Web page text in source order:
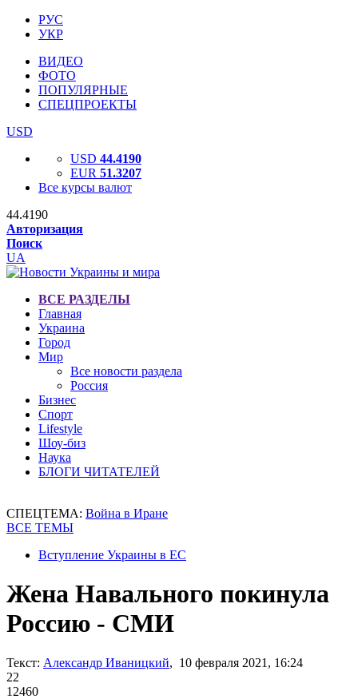
РУС
УКР
ВИДЕО
ФОТО
ПОПУЛЯРНЫЕ
СПЕЦПРОЕКТЫ
USD
USD 44.4190
EUR 51.3207
Все курсы валют
44.4190
Авторизация
Поиск
UA
ВСЕ РАЗДЕЛЫ
Главная
Украина
Город
Мир
Все новости раздела
Россия
Бизнес
Спорт
Lifestyle
Шоу-биз
Наука
БЛОГИ ЧИТАТЕЛЕЙ
СПЕЦТЕМА: Война в Иране
ВСЕ ТЕМЫ
Вступление Украины в ЕС
Жена Навального покинула
Россию - СМИ
Текст: Александр Иваницкий, 10 февраля 2021, 16:24
22
12460